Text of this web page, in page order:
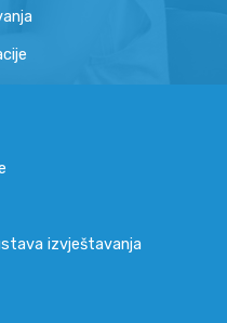
izvještavanja